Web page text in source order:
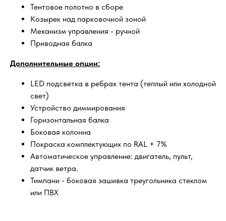
Тентовое полотно в сборе
Козырек над парковочной зоной
Механизм управления - ручной
Приводная балка
Дополнительные опции:
LED подсветка в ребрах тента (теплый или холодной
свет)
Устройство диммирования
Горизонтальная балка
Боковая колонна
Покраска комплектующих по RAL + 7%
Автоматическое управление: двигатель, пульт,
датчик ветра.
Тимпани - боковая зашивка треугольника стеклом
или ПВХ